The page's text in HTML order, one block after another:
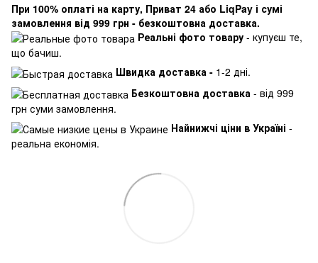
При 100% оплаті на карту, Приват 24 або LiqPay і сумі
замовлення від 999 грн - безкоштовна доставка.
Реальні фото товару - купуєш те,
що бачиш.
Швидка доставка - 1-2 дні.
Безкоштовна доставка - від 999
грн суми замовлення.
Найнижчі ціни в Україні -
реальна економія.